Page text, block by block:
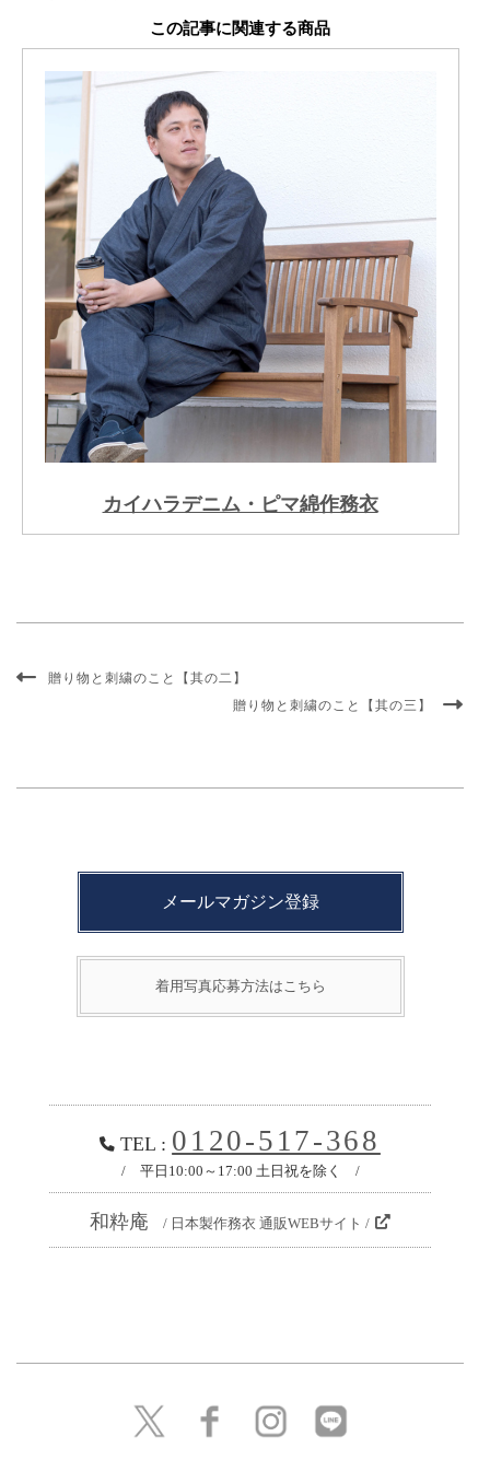
この記事に関連する商品
カイハラデニム・ピマ綿作務衣
贈り物と刺繍のこと【其の二】
贈り物と刺繍のこと【其の三】
メールマガジン登録
着用写真応募方法はこちら
TEL : 0120-517-368
/ 平日10:00～17:00 土日祝を除く /
和粋庵 / 日本製作務衣 通販WEBサイト /